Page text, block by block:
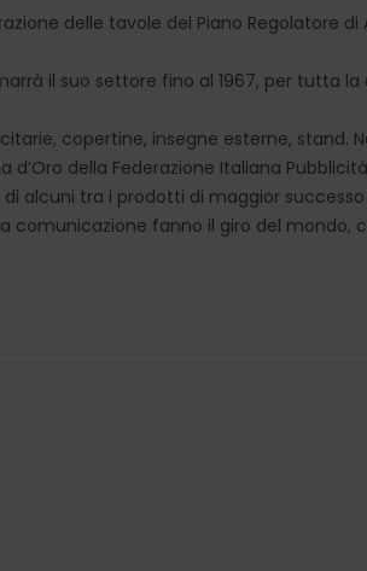
delle tavole del Piano Regolatore di
il suo settore fino al 1967, per tutta
copertine, insegne esterne, stand.
della Federazione Italiana
alcuni tra i prodotti di maggior successo
comunicazione fanno il giro del mondo,